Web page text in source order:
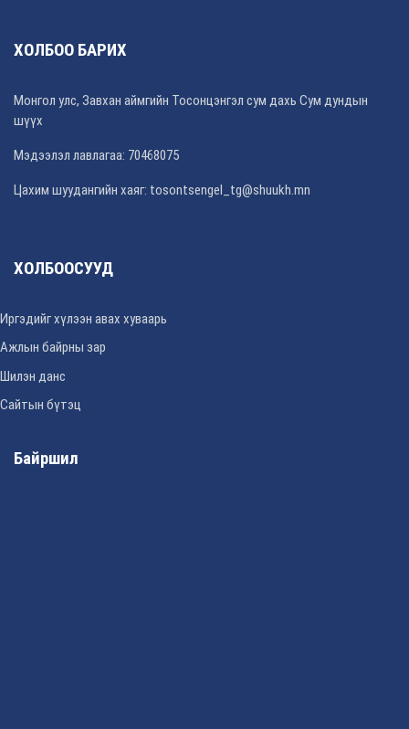
ХОЛБОО БАРИХ
Монгол улс, Завхан аймгийн Тосонцэнгэл сум дахь Сум дундын
шүүх
Мэдээлэл лавлагаа: 70468075
Цахим шуудангийн хаяг: tosontsengel_tg@shuukh.mn
ХОЛБООСУУД
Иргэдийг хүлээн авах хуваарь
Ажлын байрны зар
Шилэн данс
Сайтын бүтэц
Байршил